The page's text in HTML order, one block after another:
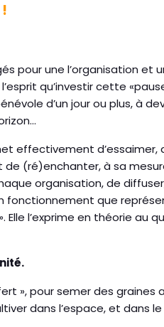
pour une l’organisation et
qu’investir cette
d’un jour ou plus, à
effectivement d’essaimer,
(ré)enchanter, à sa
organisation, de
fonctionnement que
Elle l’exprime en théorie au
», pour semer des graines
dans l’espace, et dans le